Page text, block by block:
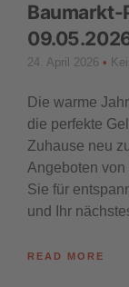
Baumarkt-
24. April 2026
Die warme
die perfekte
Zuhause neu
Angeboten
Sie für
und Ihr
READ MORE